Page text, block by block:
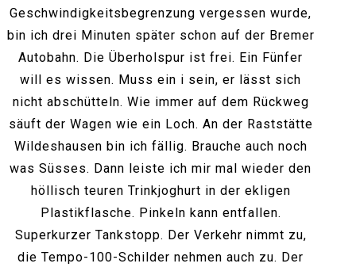
Geschwindigkeitsbegrenzung vergessen wurde,
bin ich drei Minuten später schon auf der Bremer
Autobahn. Die Überholspur ist frei. Ein Fünfer
will es wissen. Muss ein i sein, er lässt sich
nicht abschütteln. Wie immer auf dem Rückweg
säuft der Wagen wie ein Loch. An der Raststätte
Wildeshausen bin ich fällig. Brauche auch noch
was Süsses. Dann leiste ich mir mal wieder den
höllisch teuren Trinkjoghurt in der ekligen
Plastikflasche. Pinkeln kann entfallen.
Superkurzer Tankstopp. Der Verkehr nimmt zu,
die Tempo-100-Schilder nehmen auch zu. Der